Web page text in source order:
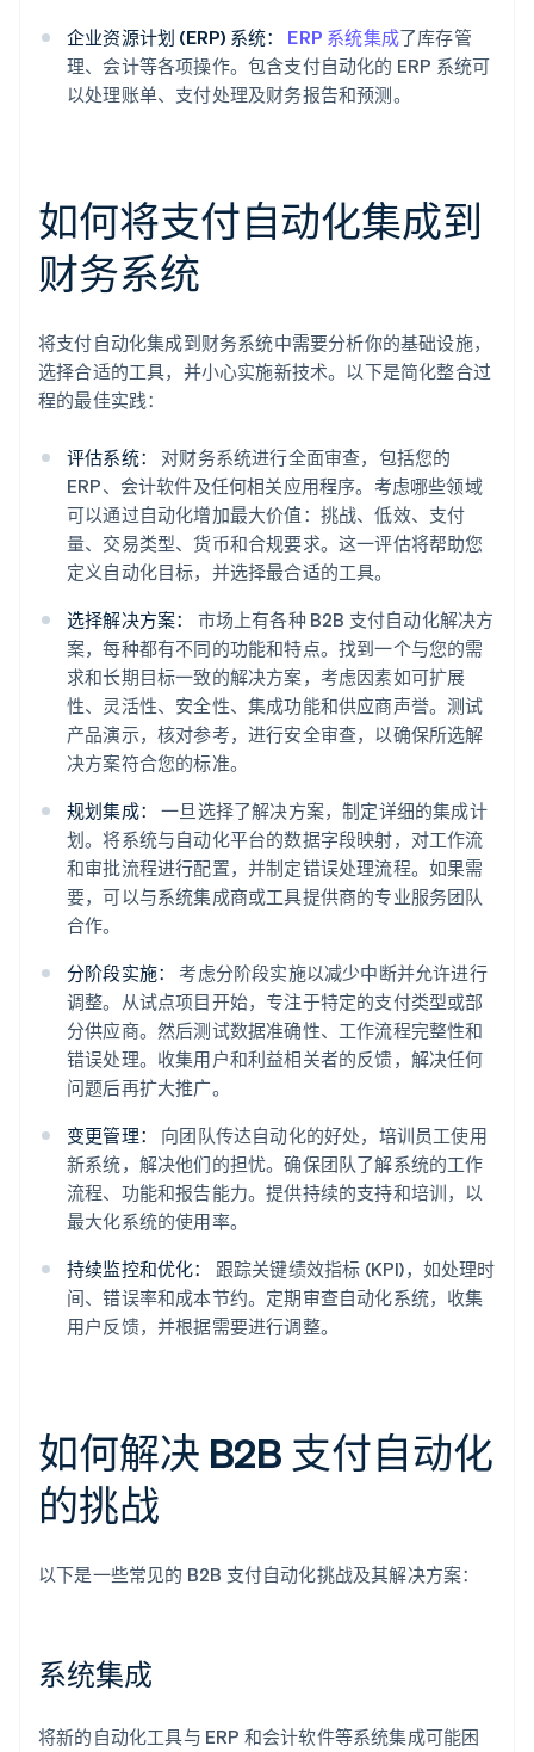
企业资源计划 (ERP) 系统：
ERP 系统集成了库存管
理、会计等各项操作。包含支付自动化的 ERP 系统可
以处理账单、支付处理及财务报告和预测。
如何将支付自动化集成到
财务系统
将支付自动化集成到财务系统中需要分析你的基础设施，
选择合适的工具，并小心实施新技术。以下是简化整合过
程的最佳实践：
评估系统：
对财务系统进行全面审查，包括您的
ERP、会计软件及任何相关应用程序。考虑哪些领域
可以通过自动化增加最大价值：挑战、低效、支付
量、交易类型、货币和合规要求。这一评估将帮助您
定义自动化目标，并选择最合适的工具。
选择解决方案：
市场上有各种 B2B 支付自动化解决方
案，每种都有不同的功能和特点。找到一个与您的需
求和长期目标一致的解决方案，考虑因素如可扩展
性、灵活性、安全性、集成功能和供应商声誉。测试
产品演示，核对参考，进行安全审查，以确保所选解
决方案符合您的标准。
规划集成：
一旦选择了解决方案，制定详细的集成计
划。将系统与自动化平台的数据字段映射，对工作流
和审批流程进行配置，并制定错误处理流程。如果需
要，可以与系统集成商或工具提供商的专业服务团队
合作。
分阶段实施：
考虑分阶段实施以减少中断并允许进行
调整。从试点项目开始，专注于特定的支付类型或部
分供应商。然后测试数据准确性、工作流程完整性和
错误处理。收集用户和利益相关者的反馈，解决任何
问题后再扩大推广。
变更管理：
向团队传达自动化的好处，培训员工使用
新系统，解决他们的担忧。确保团队了解系统的工作
流程、功能和报告能力。提供持续的支持和培训，以
最大化系统的使用率。
持续监控和优化：
跟踪关键绩效指标 (KPI)，如处理时
间、错误率和成本节约。定期审查自动化系统，收集
用户反馈，并根据需要进行调整。
如何解决 B2B 支付自动化
的挑战
以下是一些常见的 B2B 支付自动化挑战及其解决方案：
系统集成
将新的自动化工具与 ERP 和会计软件等系统集成可能困